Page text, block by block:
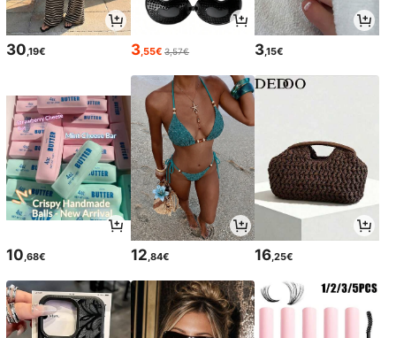
30 ,19€ 3,55€ 3,57€ 3,15€
10,68€ 12,84€ 16,25€